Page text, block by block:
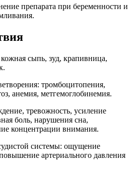
препарата при беременности и
сыпь, зуд, крапивница,
тромбоцитопения,
анемия, метгемоглобинемия.
тревожность, усиление
боль, нарушения сна,
концентрации внимания.
системы: ощущение
артериального давления